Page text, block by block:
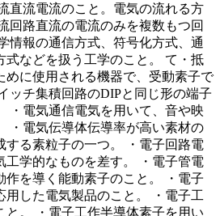
直流電流のこと。電気の流れる方
回路直流の電流のみを複数もつ回
情報の通信方式、符号化方式、通
式などを扱う工学のこと。 て・抵
めに使用される機器で、受動素子で
ッチ集積回路のDIPと同じ形の端子
・電気通信電気を用いて、音や映
・電気伝導体伝導率が高い素材の
する素粒子の一つ。 ・電子回路電
工学的なものを差す。 ・電子管電
作を導く能動素子のこと。 ・電子
用した電気製品のこと。 ・電子工
と。 ・電子工作半導体素子を用い